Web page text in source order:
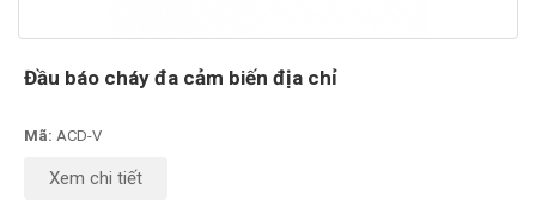
Đầu báo cháy đa cảm biến địa chỉ
Mã: ACD-V
Xem chi tiết